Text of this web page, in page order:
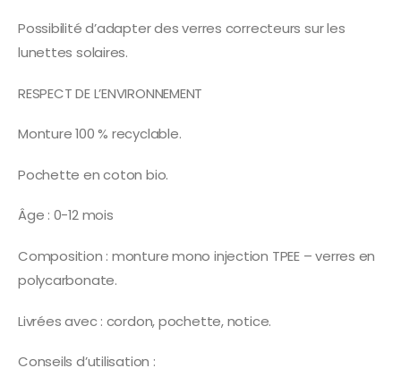
Possibilité d’adapter des verres correcteurs sur les
lunettes solaires.
RESPECT DE L’ENVIRONNEMENT
Monture 100 % recyclable.
Pochette en coton bio.
Âge : 0-12 mois
Composition : monture mono injection TPEE – verres en
polycarbonate.
Livrées avec : cordon, pochette, notice.
Conseils d’utilisation :